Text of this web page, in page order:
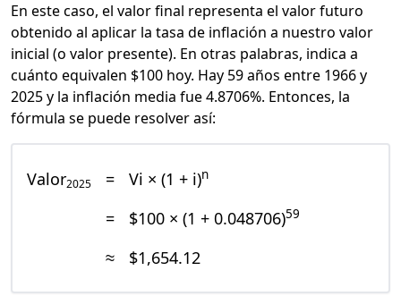
En este caso, el valor final representa el valor futuro
obtenido al aplicar la tasa de inflación a nuestro valor
inicial (o valor presente). En otras palabras, indica a
cuánto equivalen $100 hoy. Hay 59 años entre 1966 y
2025 y la inflación media fue 4.8706%. Entonces, la
fórmula se puede resolver así:
Valor2025 = Vi × (1 + i)n
= $100 × (1 + 0.048706)59
≈ $1,654.12